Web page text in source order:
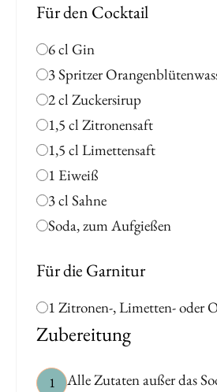
Für den Cocktail
6 cl Gin
3 Spritzer
2 cl Zuckersirup
1,5 cl Zitronensaft
1,5 cl Limettensaft
1 Eiweiß
3 cl Sahne
Soda, zum Aufgießen
Für die Garnitur
1 Zitronen-, Limetten- oder
Zubereitung
1
Alle Zutaten außer das